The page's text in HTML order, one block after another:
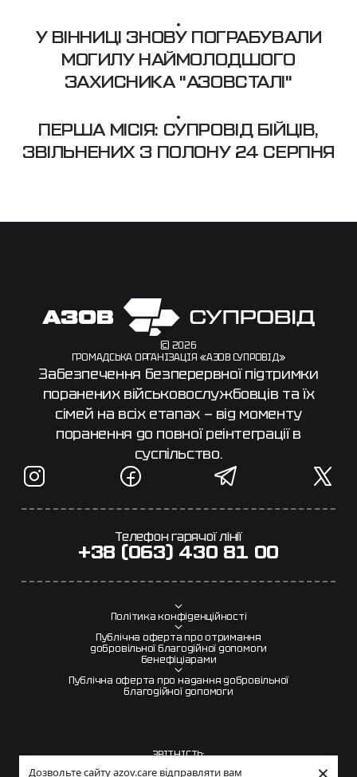
Дозвольте сайту azov.care відправляти вам
У ВІННИЦІ ЗНОВУ ПОГРАБУВАЛИ
МОГИЛУ НАЙМОЛОДШОГО
ЗАХИСНИКА "АЗОВСТАЛІ"
ПЕРША МІСІЯ: СУПРОВІД БІЙЦІВ,
ЗВІЛЬНЕНИХ З ПОЛОНУ 24 СЕРПНЯ
© 2026
ГРОМАДСЬКА ОРГАНІЗАЦІЯ «АЗОВ СУПРОВІД»
Забезпечення безперервної підтримки
поранених військовослужбовців та їх
сімей на всіх етапах — від моменту
поранення до повної реінтеграції в
суспільство.
Телефон гарячої лінії
+38 (063) 430 81 00
Політика конфіденційності
Публічна оферта про отримання
добровільної благодійної допомоги
бенефіціарами
Публічна оферта про надання добровільної
благодійної допомоги
ЗВІТНІСТЬ: